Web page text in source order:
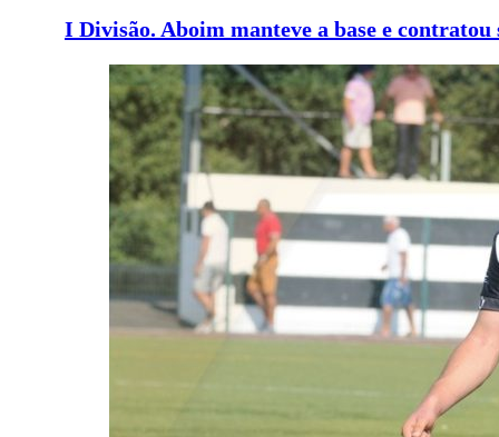
I Divisão. Aboim manteve a base e contratou